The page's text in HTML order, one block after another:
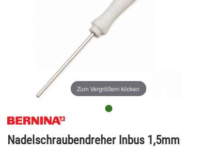
Zum Vergrößern klicken
Nadelschraubendreher Inbus 1,5mm